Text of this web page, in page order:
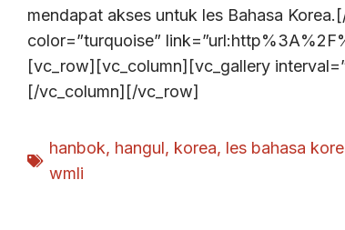
mendapat akses untuk les Bahasa
color=”turquoise”
[vc_row][vc_column][vc_gallery
[/vc_column][/vc_row]
hanbok, hangul, korea, les bahasa
wmli